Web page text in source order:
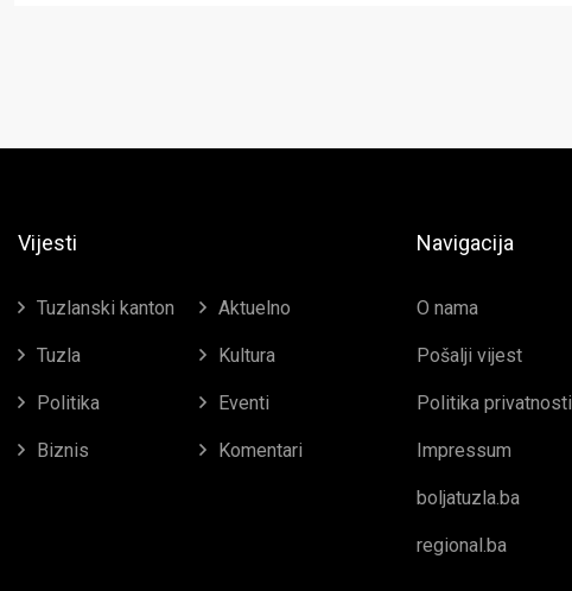
Vijesti
Tuzlanski kanton Aktuelno
Tuzla Kultura
Politika Eventi
Biznis Komentari
Navigacija
O nama
Pošalji vijest
Politika privatnosti
Impressum
boljatuzla.ba
regional.ba